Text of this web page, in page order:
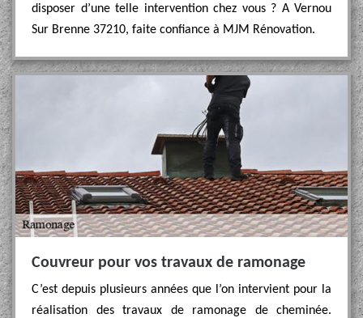
disposer d’une telle intervention chez vous ? A Vernou
Sur Brenne 37210, faite confiance à MJM Rénovation.
Couvreur pour vos travaux de ramonage
C’est depuis plusieurs années que l’on intervient pour la
réalisation des travaux de ramonage de cheminée.